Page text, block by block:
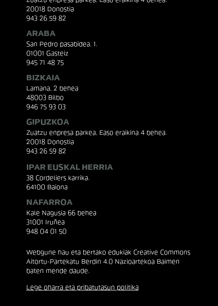
20018 Donostia
943 26 59 82
ARABA
San Pedro pasabidea, 1.
01001 Gasteiz
945 71 48 75
BIZKAIA
Lamana, 2 behea
48003 Bilbo
946 75 93 03
GIPUZKOA
Zuatzu enpresa parkea, Easo eraikina 4 behea.
20018 Donostia
943 26 59 82
IPAR EUSKAL HERRIA
38 Cordeliers karrika.
64100 Baiona
NAFARROA
Kale Nagusia 66 behea
31001 Iruñea
948 04 01 50
Webgune hau eta bertako edukiak Creative Commons
Aitortu-Partekatu Berdin 4.0 Nazioartekoa Baimen
baten mende daude.
Lege oharra eta pribatutasun politika